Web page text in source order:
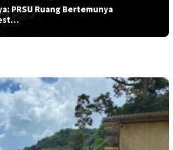
PRSU Ruang Bertemunya